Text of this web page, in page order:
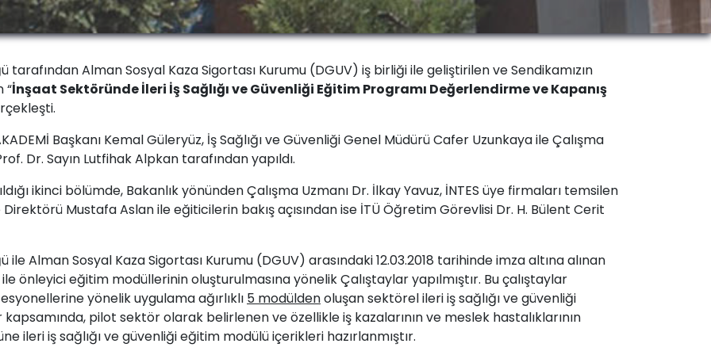
tarafından Alman Sosyal Kaza Sigortası Kurumu (DGUV) iş birliği ile geliştirilen ve Sendikamızın
“İnşaat Sektöründe İleri İş Sağlığı ve Güvenliği Eğitim Programı Değerlendirme ve Kapanış
Başkanı Kemal Güleryüz, İş Sağlığı ve Güvenliği Genel Müdürü Cafer Uzunkaya ile Çalışma
Dr. Sayın Lutfihak Alpkan tarafından yapıldı.
ikinci bölümde, Bakanlık yönünden Çalışma Uzmanı Dr. İlkay Yavuz, İNTES üye firmaları temsilen
Mustafa Aslan ile eğiticilerin bakış açısından ise İTÜ Öğretim Görevlisi Dr. H. Bülent Cerit
ile Alman Sosyal Kaza Sigortası Kurumu (DGUV) arasındaki 12.03.2018 tarihinde imza altına alınan
önleyici eğitim modüllerinin oluşturulmasına yönelik Çalıştaylar yapılmıştır. Bu çalıştaylar
yönelik uygulama ağırlıklı 5 modüldenoluşan sektörel ileri iş sağlığı ve güvenliği
pilot sektör olarak belirlenen ve özellikle iş kazalarının ve meslek hastalıklarının
ileri iş sağlığı ve güvenliği eğitim modülü içerikleri hazırlanmıştır.